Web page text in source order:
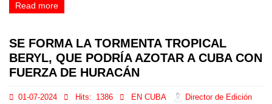
Read more
SE FORMA LA TORMENTA TROPICAL
BERYL, QUE PODRÍA AZOTAR A CUBA CON
FUERZA DE HURACÁN
01-07-2024 Hits: 1386 EN CUBA Director de Edición